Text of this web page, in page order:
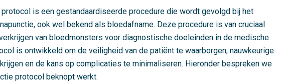
protocol is een gestandaardiseerde procedure die wordt gevolgd bij het
ook wel bekend als bloedafname. Deze procedure is van cruciaal
van bloedmonsters voor diagnostische doeleinden in de medische
is ontwikkeld om de veiligheid van de patiënt te waarborgen, nauwkeurige
en de kans op complicaties te minimaliseren. Hieronder bespreken we
protocol beknopt werkt.